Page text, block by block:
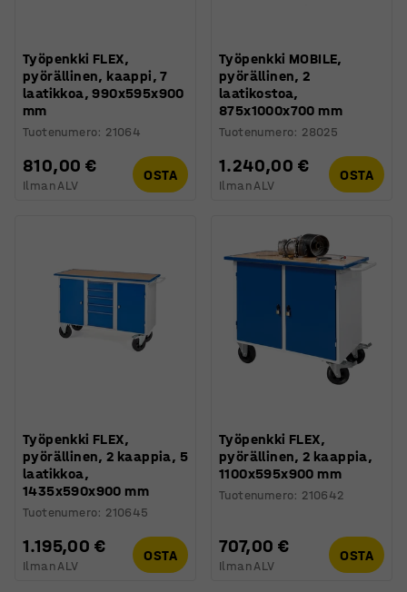
Työpenkki FLEX,
pyörällinen, kaappi, 7
laatikkoa, 990x595x900
mm
Tuotenumero: 21064
810,00 €
Ilman ALV
OSTA
Työpenkki MOBILE,
pyörällinen, 2
laatikostoa,
875x1000x700 mm
Tuotenumero: 28025
1.240,00 €
Ilman ALV
OSTA
Työpenkki FLEX,
pyörällinen, 2 kaappia, 5
laatikkoa,
1435x590x900 mm
Tuotenumero: 210645
1.195,00 €
Ilman ALV
OSTA
Työpenkki FLEX,
pyörällinen, 2 kaappia,
1100x595x900 mm
Tuotenumero: 210642
707,00 €
Ilman ALV
OSTA